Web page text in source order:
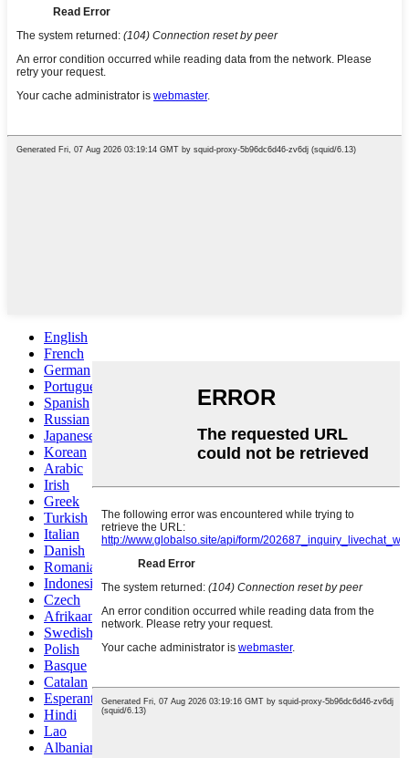
English
French
German
Portuguese
Spanish
Russian
Japanese
Korean
Arabic
Irish
Greek
Turkish
Italian
Danish
Romanian
Indonesian
Czech
Afrikaans
Swedish
Polish
Basque
Catalan
Esperanto
Hindi
Lao
Albanian